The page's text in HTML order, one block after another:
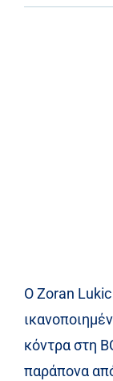
Ο Zoran
κόντρα στη
παράπονα